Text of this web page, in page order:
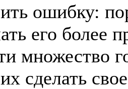
ошибку:
его более
множество
сделать